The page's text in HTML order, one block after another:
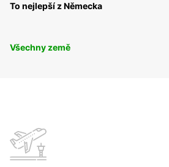
To nejlepší z Německa
Všechny země